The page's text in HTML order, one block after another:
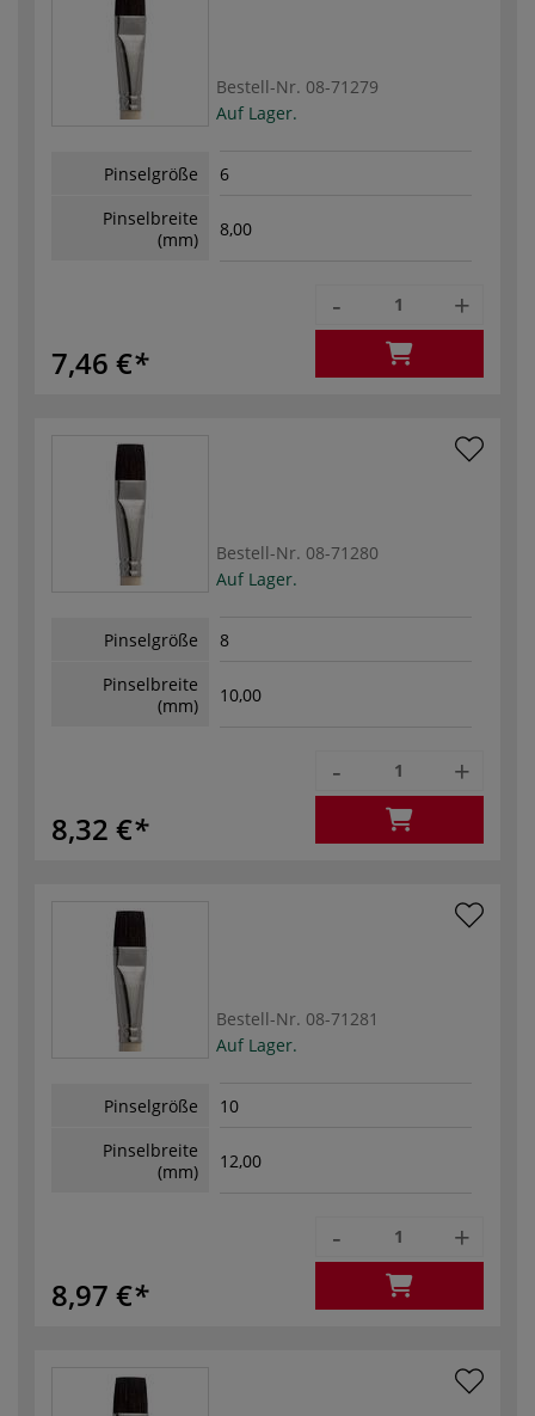
Bestell-Nr. 08-71279
Auf Lager.
Pinselgröße
6
Pinselbreite
(mm)
8,00
7,46 €
- +
Bestell-Nr. 08-71280
Auf Lager.
Pinselgröße
8
Pinselbreite
(mm)
10,00
8,32 €
- +
Bestell-Nr. 08-71281
Auf Lager.
Pinselgröße
10
Pinselbreite
(mm)
12,00
8,97 €
- +